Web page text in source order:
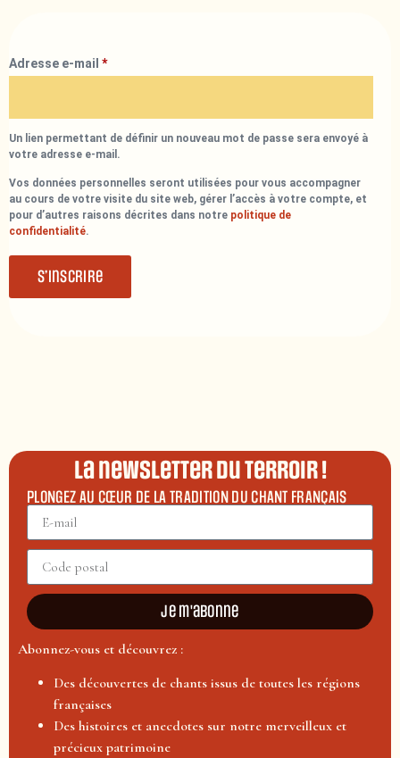
Adresse e-mail *
Un lien permettant de définir un nouveau mot de passe sera envoyé à
votre adresse e-mail.
Vos données personnelles seront utilisées pour vous accompagner
au cours de votre visite du site web, gérer l’accès à votre compte, et
pour d’autres raisons décrites dans notre politique de
confidentialité.
S’inscrire
La newsletter du terroir !
PLONGEZ AU CŒUR DE LA TRADITION DU CHANT FRANÇAIS
Je m'abonne
Abonnez-vous et découvrez :
Des découvertes de chants issus de toutes les régions
françaises
Des histoires et anecdotes sur notre merveilleux et
précieux patrimoine